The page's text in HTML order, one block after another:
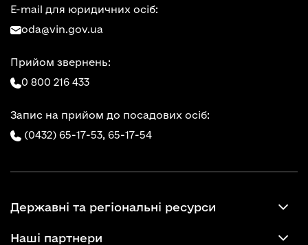
E-mail для юридичних осіб:
oda@vin.gov.ua
Прийом звернень:
0 800 216 433
Запис на прийом до посадових осіб:
(0432) 65-17-53, 65-17-54
Державні та регіональні ресурси
Наші партнери